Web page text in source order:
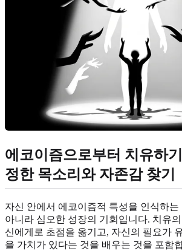
에코이즘으로부터 치유하
정한 목소리와 자존감 찾기
자신 안에서 에코이즘적 특성을 인식하는
아니라 심오한 성장의 기회입니다. 치유
신에게로 초점을 옮기고, 자신의 필요가
을 가치가 있다는 것을 배우는 것을 포함